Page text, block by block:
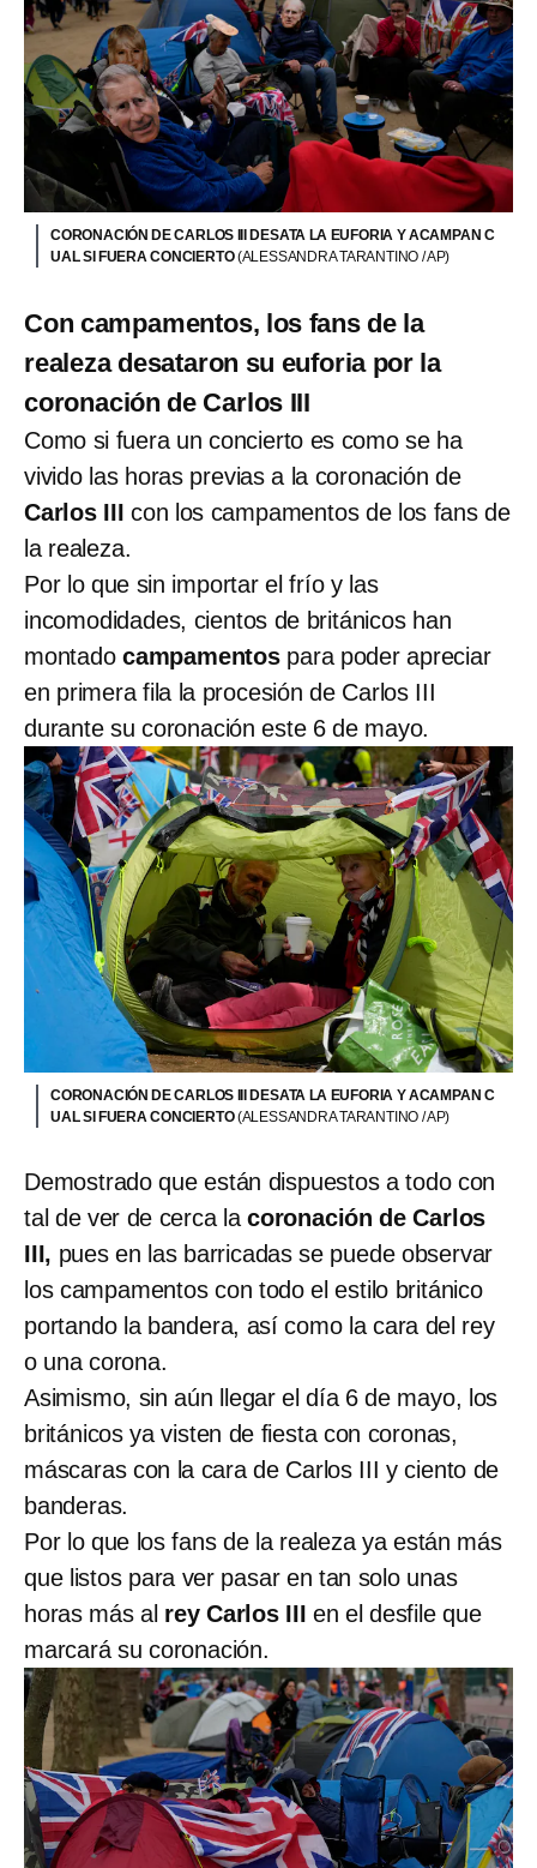
CORONACIÓN DE CARLOS III DESATA LA EUFORIA Y ACAMPAN C
UAL SI FUERA CONCIERTO(ALESSANDRA TARANTINO / AP)
Con campamentos, los fans de la
realeza desataron su euforia por la
coronación de Carlos III
Como si fuera un concierto es como se ha
vivido las horas previas a la coronación de
Carlos III con los campamentos de los fans de
la realeza.
Por lo que sin importar el frío y las
incomodidades, cientos de británicos han
montadocampamentos para poder apreciar
en primera fila la procesión de Carlos III
durante su coronación este 6 de mayo.
CORONACIÓN DE CARLOS III DESATA LA EUFORIA Y ACAMPAN C
UAL SI FUERA CONCIERTO(ALESSANDRA TARANTINO / AP)
Demostrado que están dispuestos a todo con
tal de ver de cerca lacoronación de Carlos
III, pues en las barricadas se puede observar
los campamentos con todo el estilo británico
portando la bandera, así como la cara del rey
o una corona.
Asimismo, sin aún llegar el día 6 de mayo, los
británicos ya visten de fiesta con coronas,
máscaras con la cara de Carlos III y ciento de
banderas.
Por lo que los fans de la realeza ya están más
que listos para ver pasar en tan solo unas
horas más al rey Carlos III en el desfile que
marcará su coronación.